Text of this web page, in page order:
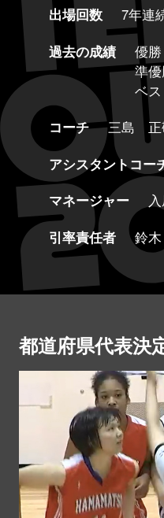
出場回数
7年連
過去の成績
優
準
ベ
コーチ
三島 正
アシスタントコー
マネージャー
引率責任者
鈴
都道府県代表決